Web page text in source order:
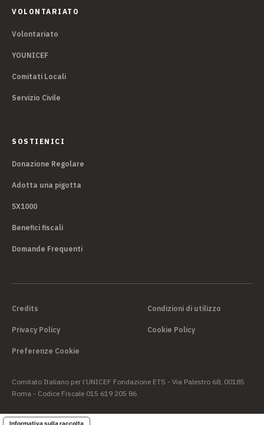
VOLONTARIATO
Volontariato
YOUNICEF
Comitati Locali
Servizio Civile
SOSTIENICI
Donazione Regolare
Adotta una pigotta
5X1000
Benefici fiscali
Domande Frequenti
Credits Condizioni di utilizzo
Privacy Policy Cookie Policy
Preferenze Cookie
Comitato Italiano per l’UNICEF Fondazione ETS - Via Palestro 68, 00185
Roma - Codice Fiscale 015 619 205 86
Informativa sulla raccolta